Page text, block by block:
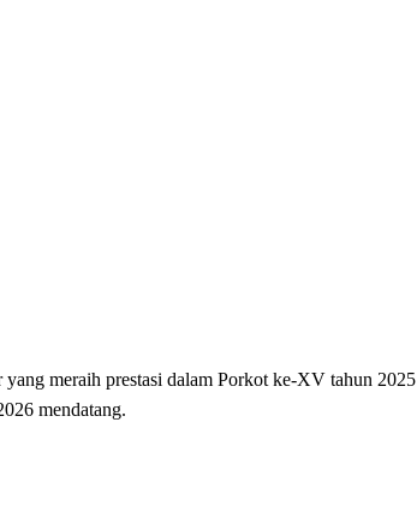
meraih prestasi dalam Porkot ke-XV tahun 2025
mendatang.